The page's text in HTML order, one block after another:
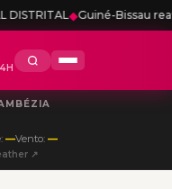
Bissau reafirma apoio
—Vento: —
↗